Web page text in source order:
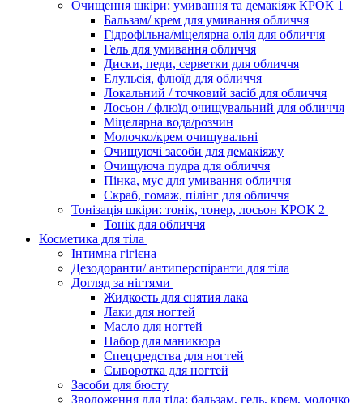
Очищення шкіри: умивання та демакіяж КРОК 1
Бальзам/ крем для умивання обличчя
Гідрофільна/міцелярна олія для обличчя
Гель для умивання обличчя
Диски, педи, серветки для обличчя
Елульсія, флюїд для обличчя
Локальний / точковий засіб для обличчя
Лосьон / флюїд очищувальний для обличчя
Міцелярна вода/розчин
Молочко/крем очищувальні
Очищуючі засоби для демакіяжу
Очищуюча пудра для обличчя
Пінка, мус для умивання обличчя
Скраб, гомаж, пілінг для обличчя
Тонізація шкіри: тонік, тонер, лосьон КРОК 2
Тонік для обличчя
Косметика для тіла
Інтимна гігієна
Дезодоранти/ антиперспіранти для тіла
Догляд за нігтями
Жидкость для снятия лака
Лаки для ногтей
Масло для ногтей
Набор для маникюра
Спецсредства для ногтей
Сыворотка для ногтей
Засоби для бюсту
Зволоження для тіла: бальзам, гель, крем, молочко